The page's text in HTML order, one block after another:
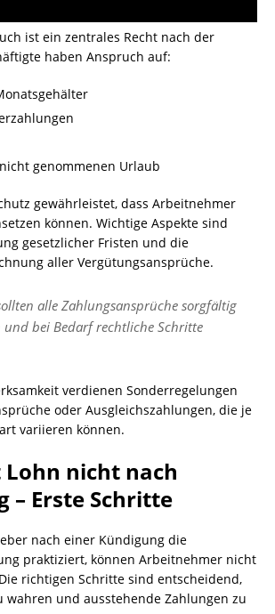
ist ein zentrales Recht nach der
haben Anspruch auf:
genommenen Urlaub
gewährleistet, dass Arbeitnehmer
können. Wichtige Aspekte sind
gesetzlicher Fristen und die
aller Vergütungsansprüche.
alle Zahlungsansprüche sorgfältig
bei Bedarf rechtliche Schritte
verdienen Sonderregelungen
oder Ausgleichszahlungen, die je
variieren können.
Lohn nicht nach
– Erste Schritte
nach einer Kündigung die
praktiziert, können Arbeitnehmer nicht
richtigen Schritte sind entscheidend,
wahren und ausstehende Zahlungen zu